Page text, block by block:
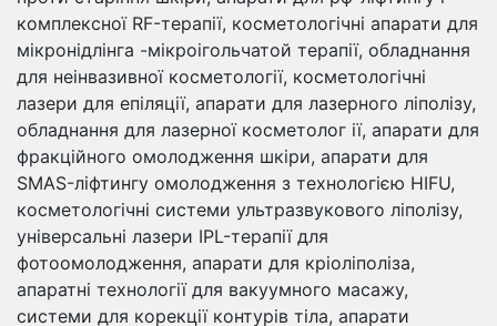
комплексної RF-терапії, косметологічні апарати для
мікронідлінга -мікроігольчатой ​​терапії, обладнання
для неінвазивної косметології, косметологічні
лазери для епіляції, апарати для лазерного ліполізу,
обладнання для лазерної косметолог ії, апарати для
фракційного омолодження шкіри, апарати для
SMAS-ліфтингу омолодження з технологією HIFU,
косметологічні системи ультразвукового ліполізу,
універсальні лазери IPL-терапії для
фотоомолодження, апарати для кріоліполіза,
апаратні технології для вакуумного масажу,
системи для корекції контурів тіла, апарати